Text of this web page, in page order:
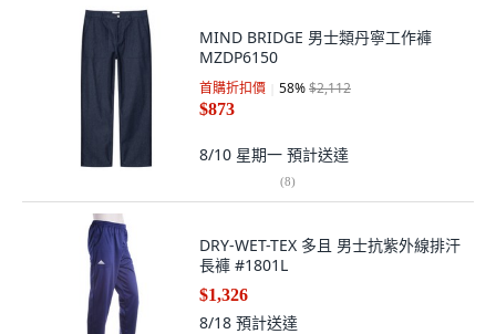
MIND BRIDGE 男士類丹寧工作褲
MZDP6150
首購折扣價 58%$2,112
$873
8/10 星期一 預計送達
(8)
DRY-WET-TEX 多且 男士抗紫外線排汗
長褲 #1801L
$1,326
8/18 預計送達